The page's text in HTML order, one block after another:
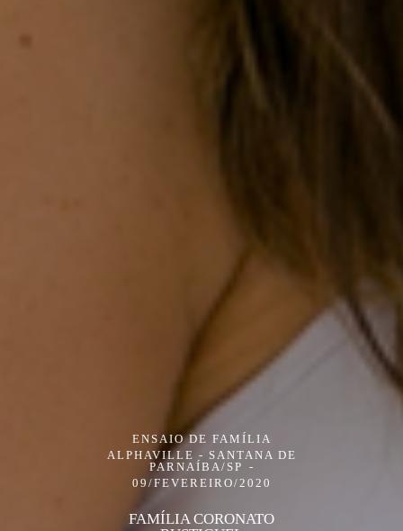
ENSAIO DE FAMÍLIA
ALPHAVILLE - SANTANA DE
PARNAÍBA/SP
09/FEVEREIRO/2020
FAMÍLIA CORONATO